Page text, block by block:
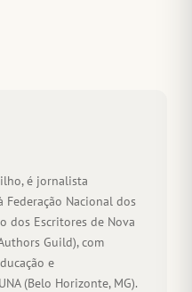
é jornalista
Nacional dos
dos Escritores de Nova
Guild), com
e
(Belo Horizonte, MG).